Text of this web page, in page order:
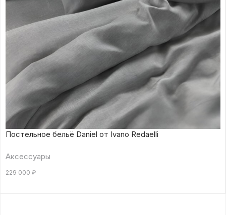
Постельное бельё Daniel от Ivano Redaelli
Аксессуары
229 000 ₽